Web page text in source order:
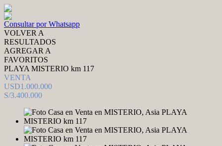
Consultar por Whatsapp
VOLVER A
RESULTADOS
AGREGAR A
FAVORITOS
PLAYA MISTERIO km 117
VENTA
USD1.000.000
S/3.400.000